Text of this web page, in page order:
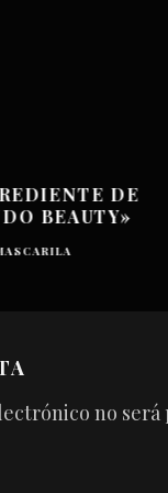
DE
BEAUTY»
no será